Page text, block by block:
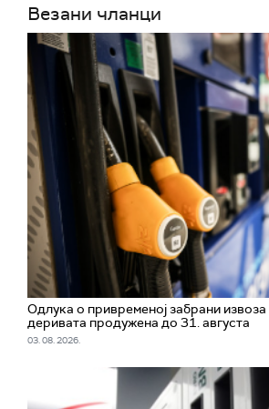
Везани чланци
Одлука о привременој забрани
деривата продужена до 31. августа
03. 08. 2026.